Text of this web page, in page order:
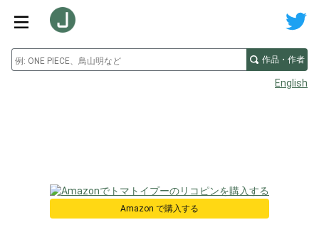
作品・作者
English
Amazon で購入する